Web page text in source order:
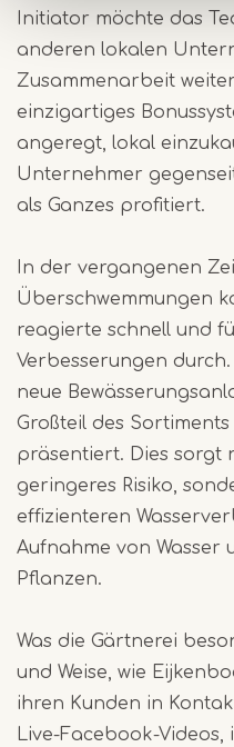
Initiator möchte das
anderen lokalen
Zusammenarbeit
einzigartiges
angeregt, lokal
Unternehmer
als Ganzes profitiert.
In der vergangenen
Überschwemmungen
reagierte schnell und
Verbesserungen
neue
Großteil des
präsentiert. Dies sorgt
geringeres Risiko,
effizienteren
Aufnahme von
Pflanzen.
Was die Gärtnerei
und Weise, wie
ihren Kunden in
Live-Facebook-Videos,